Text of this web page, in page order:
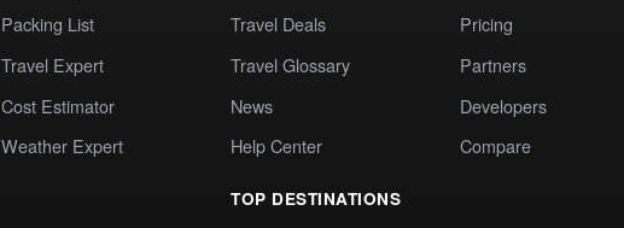
Packing List
Travel Expert
Cost Estimator
Weather Expert
Travel Deals
Travel Glossary
News
Help Center
TOP DESTINATIONS
Pricing
Partners
Developers
Compare